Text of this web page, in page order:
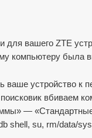
для вашего ZTE
компьютеру была
устройство к
вбиваем
—
shell, su, rm/data/